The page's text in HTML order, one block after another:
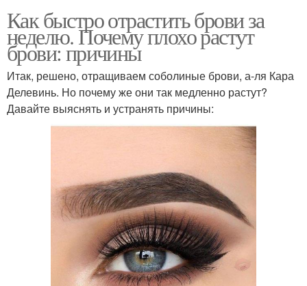
Как быстро отрастить брови за
неделю. Почему плохо растут
брови: причины
Итак, решено, отращиваем соболиные брови, а-ля Кара
Делевинь. Но почему же они так медленно растут?
Давайте выяснять и устранять причины: